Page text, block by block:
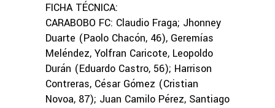
FICHA TÉCNICA:
CARABOBO FC: Claudio Fraga; Jhonney
Duarte (Paolo Chacón, 46), Geremías
Meléndez, Yolfran Caricote, Leopoldo
Durán (Eduardo Castro, 56); Harrison
Contreras, César Gómez (Cristian
Novoa, 87); Juan Camilo Pérez, Santiago